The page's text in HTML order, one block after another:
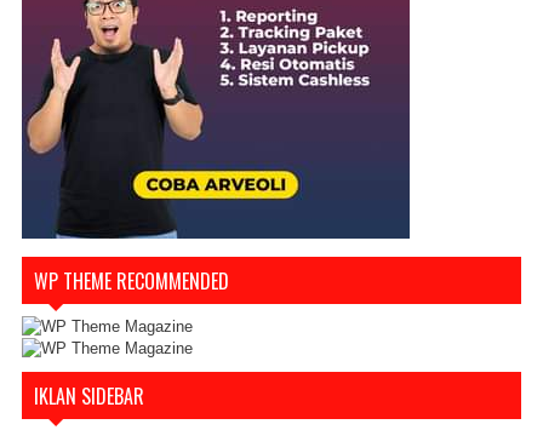
WP THEME RECOMMENDED
IKLAN SIDEBAR